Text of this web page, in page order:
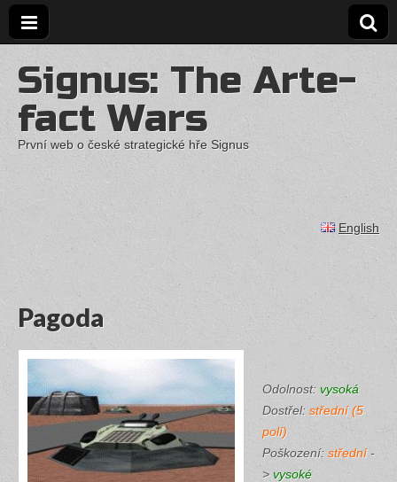
Sig­nus: The Ar­te­
fact Wars
První web o české stra­te­gic­ké hře Sig­nus
English
Pa­go­da
Odol­nost: vy­so­ká
Do­střel: střed­ní (5
polí)
Po­ško­ze­ní: střed­ní-
>vy­so­ké